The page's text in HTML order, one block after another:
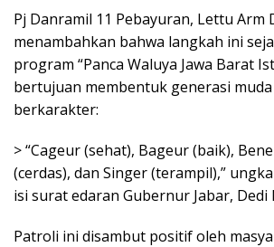
Pj Danramil 11 Pebayuran, Lettu Arm
menambahkan bahwa langkah ini
program “Panca Waluya Jawa Barat
bertujuan membentuk generasi
berkarakter:
> “Cageur (sehat), Bageur (baik),
(cerdas), dan Singer (terampil),”
isi surat edaran Gubernur Jabar, Dedi
Patroli ini disambut positif oleh